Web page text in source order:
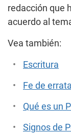
redacción que
acuerdo al
Vea también:
Escritura
Fe de
Qué es un
Signos de